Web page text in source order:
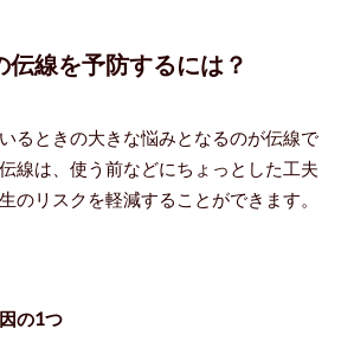
伝線を予防するには？
るときの大きな悩みとなるのが伝線で
線は、使う前などにちょっとした工夫
のリスクを軽減することができます。
の1つ